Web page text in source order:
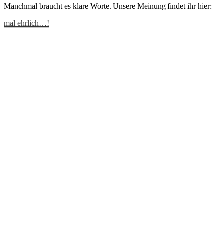
Manchmal braucht es klare Worte. Unsere Meinung findet ihr hier:
mal ehrlich…!